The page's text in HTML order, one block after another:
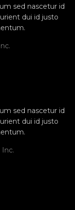
sed nascetur id
dui id justo
sed nascetur id
dui id justo
Inc.